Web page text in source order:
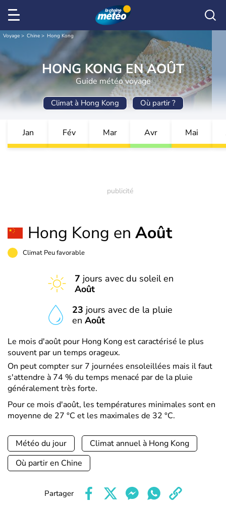
Voyage Chine Hong Kong
HONG KONG EN AOÛT
Guide météo voyage
Climat à Hong Kong Où partir ?
Jan Fév Mar Avr Mai
Hong Kong en Août
Climat Peu favorable
7 jours avec du soleil en
Août
23 jours avec de la pluie
enAoût
Le mois d'août pour Hong Kong est caractérisé le plus
souvent par un temps orageux.
On peut compter sur 7 journées ensoleillées mais il faut
s'attendre à 74 % du temps menacé par de la pluie
généralement très forte.
Pour ce mois d'août, les températures minimales sont en
moyenne de 27 °C et les maximales de 32 °C.
Météo du jour
Climat annuel à Hong Kong
Où partir en Chine
Partager